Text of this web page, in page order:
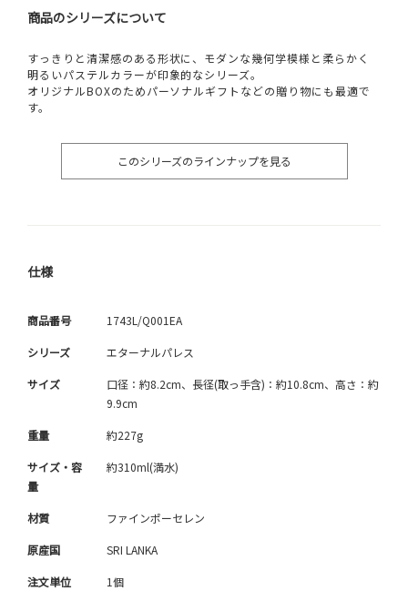
商品のシリーズについて
すっきりと清潔感のある形状に、モダンな幾何学模様と柔らかく
明るいパステルカラーが印象的なシリーズ。
オリジナルBOXのためパーソナルギフトなどの贈り物にも最適で
す。
このシリーズのラインナップを見る
仕様
商品番号 1743L/Q001EA
シリーズ エターナルパレス
サイズ
口径：約8.2cm、長径(取っ手含)：約10.8cm、高さ：約
9.9cm
重量 約227g
サイズ・容
量
約310ml(満水)
材質 ファインポーセレン
原産国 SRI LANKA
注文単位 1個